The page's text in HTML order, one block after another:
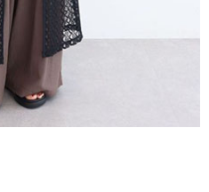
據個別帳號之用戶狀況，依本公司即
度不足之情形，本公司將視審查結果
資訊註冊。若發現惡意使用之情形，
戶之使用額度並採取法律行動。
)免運費